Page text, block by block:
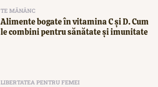
TE MĂNÂNC
Alimente bogate în vitamina C și D. Cum
le combini pentru sănătate și imunitate
LIBERTATEA PENTRU FEMEI